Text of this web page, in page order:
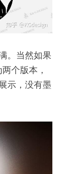
。当然如果
个版本，
示，没有墨